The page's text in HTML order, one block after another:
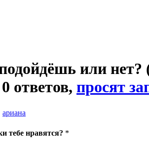
или нет?
ответов, просят
ариана
тебе нравятся? *